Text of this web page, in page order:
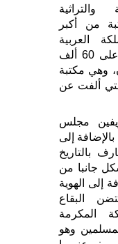
والتراثية
من أكبر
العربية
السعودية، حيث تضم ما يربو على 60 ألف
عنوان، وهي مكتبة
ألفت عن
مجلس
إلى
بالتاريخ
جانبا من
إلى الهوية
البقاع
المكرمة
وهو